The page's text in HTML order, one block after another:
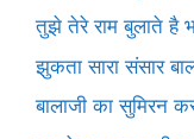
तुझे तेरे राम बुलाते है
झुकता सारा संसार
बालाजी का सुमिरन